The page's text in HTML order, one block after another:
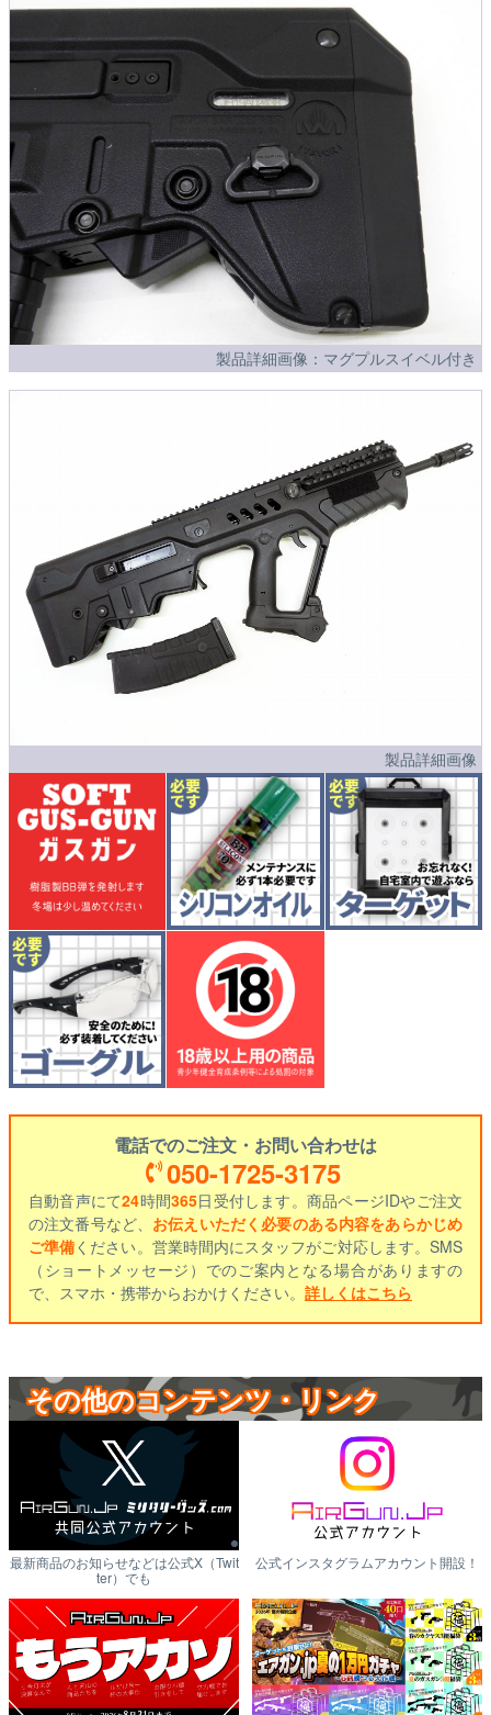
製品詳細画像：マグプルスイベル付き
製品詳細画像
電話でのご注文・お問い合わせは
050-1725-3175
自動音声にて24時間365日受付します。商品ページIDやご注文
の注文番号など、 お伝えいただく必要のある内容をあらかじめ
ご準備ください。営業時間内にスタッフがご対応します。SMS
（ショートメッセージ）でのご案内となる場合がありますの
で、スマホ・携帯からおかけください。 詳しくはこちら
その他のコンテンツ・リンク
最新商品のお知らせなどは公式X（Twit
ter）でも
公式インスタグラムアカウント開設！